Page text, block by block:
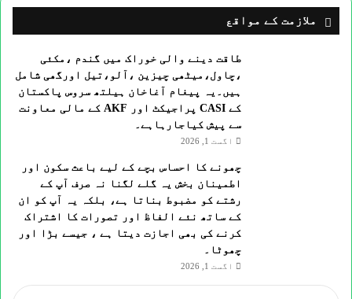
ملازمت کے مواقع
طاقت دینے والی خوراک میں گندم ،مکئی
،چاول،میٹھی چیزین ،آلو،تیل اورگھی شامل
ہیں۔یہ پیغام آغاخان ہیلتھ سروس پاکستان
کے CASI پراجیکٹ اور AKF کے مالی معاونت
سے پیش کیاجارہاہے۔
اگست 1, 2026
چھونے کا احساس بچے کے لیے باعث سکون اور
اطمینان بخش یہ گلے لگنا نہ صرف آپ کے
رشتے کو مضبوط بناتا ہے، بلکہ یہ آپ کو ان
کے ساتھ نئے الفاظ اور تصورات کا اشتراک
کرنے کی بھی اجازت دیتا ہے ، جیسے بڑا اور
چھوٹا۔
اگست 1, 2026